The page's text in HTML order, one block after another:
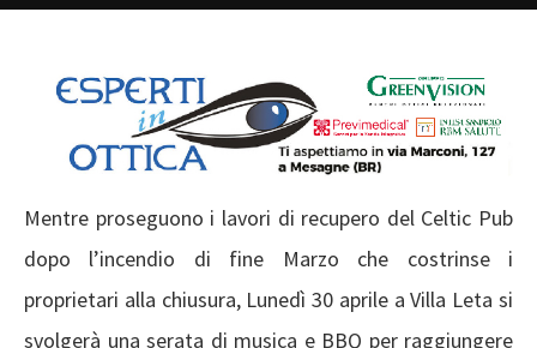
Mentre proseguono i lavori di recupero del Celtic Pub
dopo l’incendio di fine Marzo che costrinse i
proprietari alla chiusura, Lunedì 30 aprile a Villa Leta si
svolgerà una serata di musica e BBQ per raggiungere